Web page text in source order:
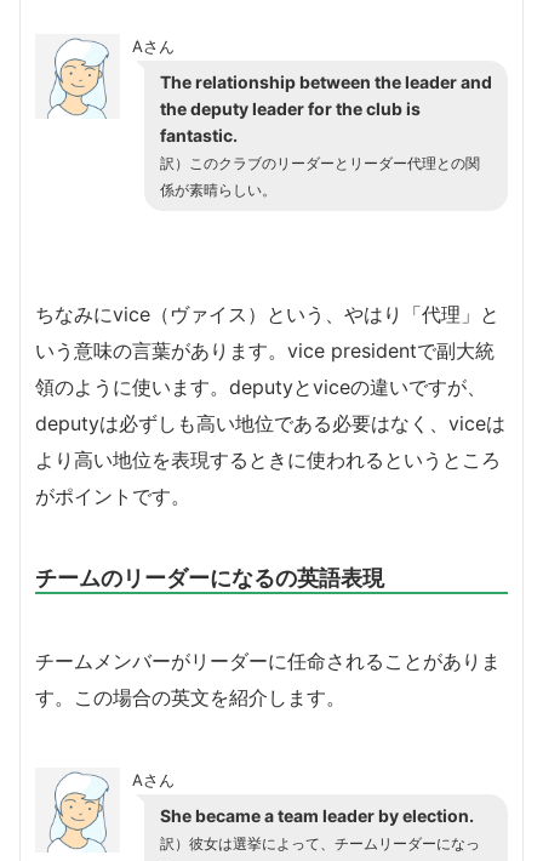
Aさん
The relationship between the leader and
the deputy leader for the club is
fantastic.
訳）このクラブのリーダーとリーダー代理との関
係が素晴らしい。
ちなみにvice（ヴァイス）という、やはり「代理」と
いう意味の言葉があります。vice presidentで副大統
領のように使います。deputyとviceの違いですが、
deputyは必ずしも高い地位である必要はなく、viceは
より高い地位を表現するときに使われるというところ
がポイントです。
チームのリーダーになるの英語表現
チームメンバーがリーダーに任命されることがありま
す。この場合の英文を紹介します。
Aさん
She became a team leader by election.
訳）彼女は選挙によって、チームリーダーになっ